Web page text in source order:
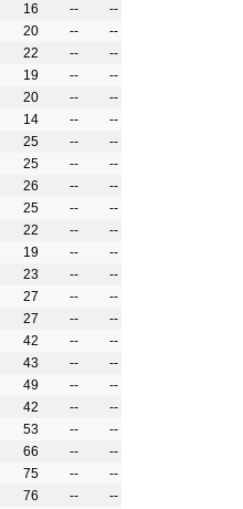
16 --
--
20 --
--
22 --
--
19 --
--
20 --
--
14 --
--
25 --
--
25 --
--
26 --
--
25 --
--
22 --
--
19 --
--
23 --
--
27 --
--
27 --
--
42 --
--
43 --
--
49 --
--
42 --
--
53 --
--
66 --
--
75 --
--
76 --
--